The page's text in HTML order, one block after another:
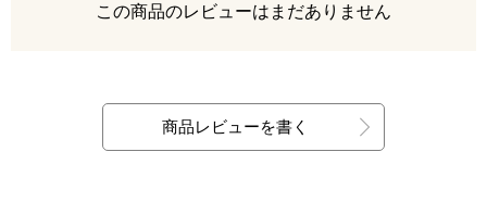
レビュー
この商品のレビューはまだありません
商品レビューを書く